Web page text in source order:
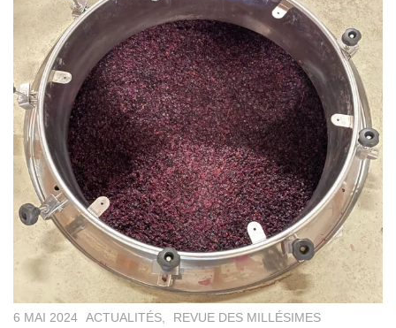
6 MAI 2024 ACTUALITÉS REVUE DES MILLÉSIMES